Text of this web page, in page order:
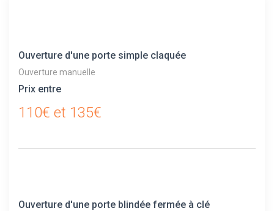
Ouverture d'une porte simple claquée
Ouverture manuelle
Prix entre
110€ et 135€
Ouverture d'une porte blindée fermée à clé